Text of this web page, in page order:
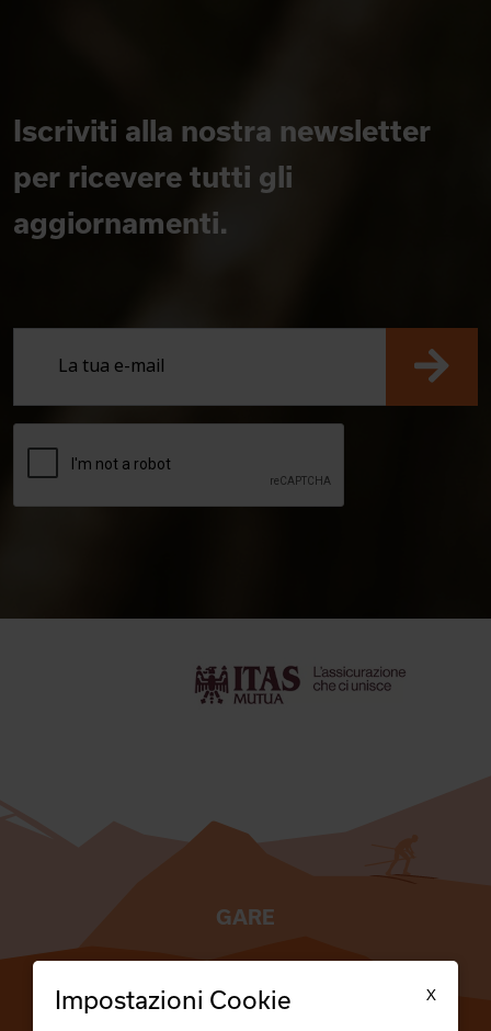
Iscriviti alla nostra newsletter
per ricevere tutti gli
aggiornamenti.
GARE
X
Impostazioni Cookie